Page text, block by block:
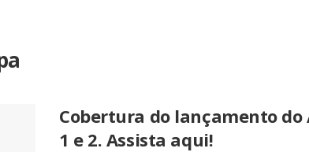
Cobertura do lançamento do
1 e 2. Assista aqui!